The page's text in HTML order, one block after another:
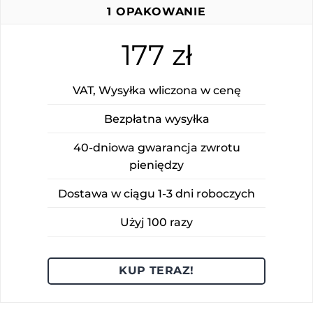
1 OPAKOWANIE
177 zł
VAT, Wysyłka wliczona w cenę
Bezpłatna wysyłka
40-dniowa gwarancja zwrotu
pieniędzy
Dostawa w ciągu 1-3 dni roboczych
Użyj 100 razy
KUP TERAZ!